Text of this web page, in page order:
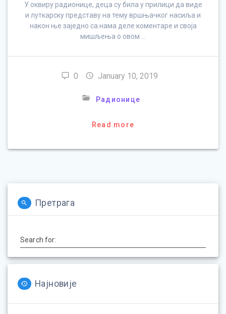
У оквиру радионице, деца су била у прилици да виде
и луткарску представу на тему вршњачког насиља и
након ње заједно са нама деле коментаре и своја
мишљења о овом …
0 January 10, 2019
Радионице
Read more
Претрага
Search for:
Најновије